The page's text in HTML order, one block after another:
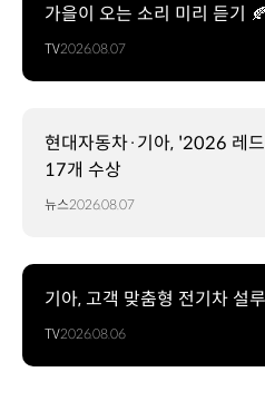
가을이 오는 소리 미리 듣기 🍂
TV2026.08.07
현대자동차·기아, '2026 레
17개 수상
뉴스2026.08.07
기아, 고객 맞춤형 전기차 설
TV2026.08.06